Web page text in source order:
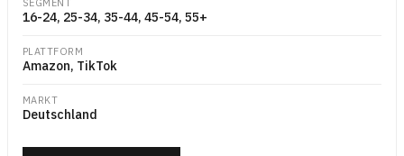
SEGMENT
16-24, 25-34, 35-44, 45-54, 55+
PLATTFORM
Amazon, TikTok
MARKT
Deutschland